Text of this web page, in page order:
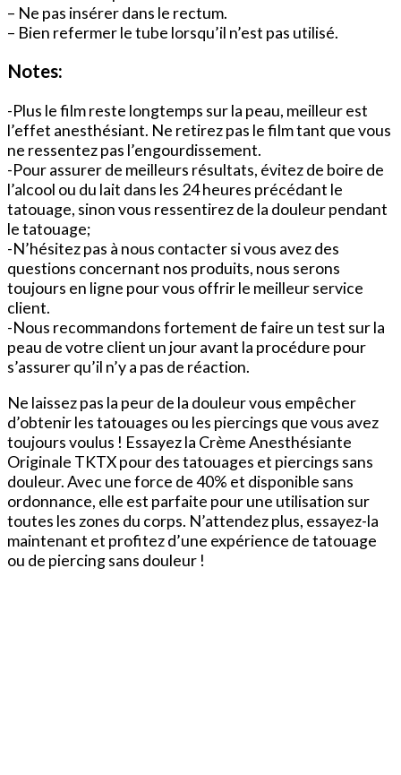
– Ne pas insérer dans le rectum.
– Bien refermer le tube lorsqu’il n’est pas utilisé.
Notes:
-Plus le film reste longtemps sur la peau, meilleur est
l’effet anesthésiant. Ne retirez pas le film tant que vous
ne ressentez pas l’engourdissement.
-Pour assurer de meilleurs résultats, évitez de boire de
l’alcool ou du lait dans les 24 heures précédant le
tatouage, sinon vous ressentirez de la douleur pendant
le tatouage;
-N’hésitez pas à nous contacter si vous avez des
questions concernant nos produits, nous serons
toujours en ligne pour vous offrir le meilleur service
client.
-Nous recommandons fortement de faire un test sur la
peau de votre client un jour avant la procédure pour
s’assurer qu’il n’y a pas de réaction.
Ne laissez pas la peur de la douleur vous empêcher
d’obtenir les tatouages ou les piercings que vous avez
toujours voulus ! Essayez la Crème Anesthésiante
Originale TKTX pour des tatouages et piercings sans
douleur. Avec une force de 40% et disponible sans
ordonnance, elle est parfaite pour une utilisation sur
toutes les zones du corps. N’attendez plus, essayez-la
maintenant et profitez d’une expérience de tatouage
ou de piercing sans douleur !